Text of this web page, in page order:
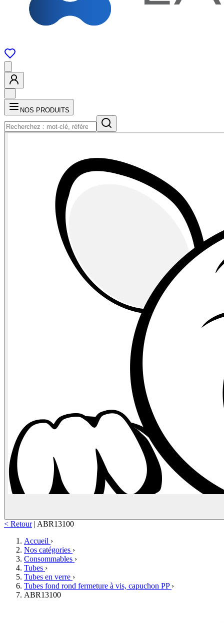
NOS PRODUITS
< Retour | ABR13100
Accueil ›
Nos catégories ›
Consommables ›
Tubes ›
Tubes en verre ›
Tubes fond rond fermeture à vis, capuchon PP ›
ABR13100